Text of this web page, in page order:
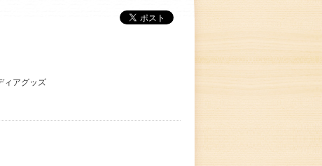
ィアグッズ